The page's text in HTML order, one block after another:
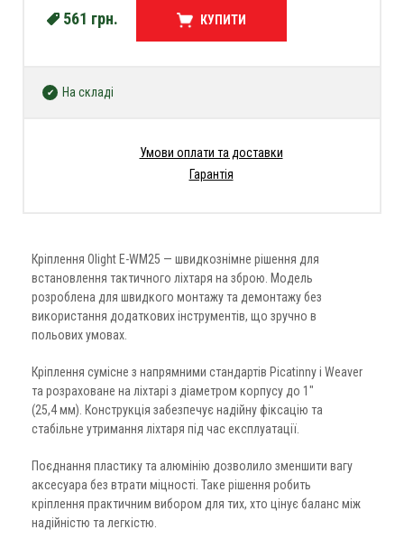
Кріплення Olight E-WM25 — швидкознімне рішення для
встановлення тактичного ліхтаря на зброю. Модель
розроблена для швидкого монтажу та демонтажу без
використання додаткових інструментів, що зручно в
польових умовах.
Кріплення сумісне з напрямними стандартів Picatinny і Weaver
та розраховане на ліхтарі з діаметром корпусу до 1"
(25,4 мм). Конструкція забезпечує надійну фіксацію та
стабільне утримання ліхтаря під час експлуатації.
Поєднання пластику та алюмінію дозволило зменшити вагу
аксесуара без втрати міцності. Таке рішення робить
кріплення практичним вибором для тих, хто цінує баланс між
надійністю та легкістю.
561 грн. КУПИТИ
На складі
Умови оплати та доставки
Гарантія